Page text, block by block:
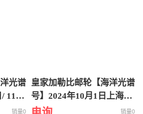
光谱
11月
发到
销量0
皇家加勒比邮轮【海洋光谱
号】2024年10月1日上海
出-福冈-长崎-熊本-上海6晚
销量0